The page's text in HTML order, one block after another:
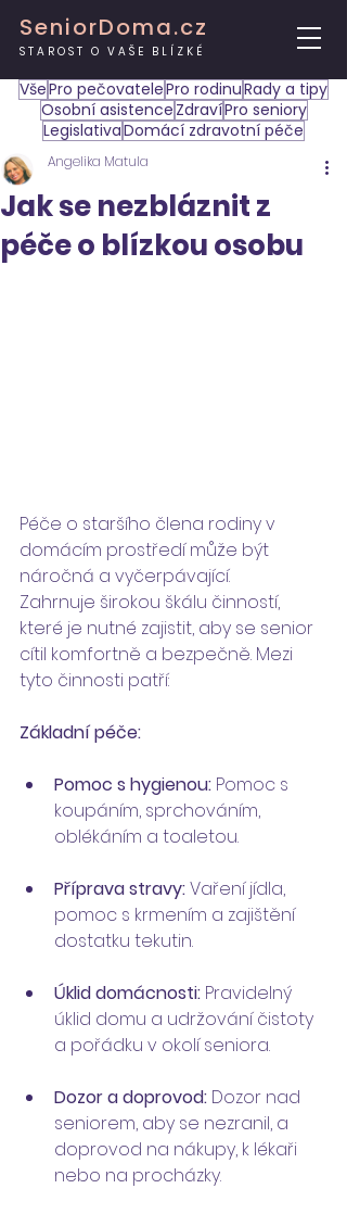
SeniorDoma.cz
STAROST O VAŠE BLÍZKÉ
VšePro pečovatelePro rodinuRady a tipy
Osobní asistence ZdravíPro seniory
LegislativaDomácí zdravotní péče
Jak se nezbláznit z
péče o blízkou osobu
Angelika Matula
Péče o staršího člena rodiny v
domácím prostředí může být
náročná a vyčerpávající.
Zahrnuje širokou škálu činností,
které je nutné zajistit, aby se senior
cítil komfortně a bezpečně. Mezi
tyto činnosti patří:
Základní péče:
Pomoc s hygienou: Pomoc s
koupáním, sprchováním,
oblékáním a toaletou.
Příprava stravy: Vaření jídla,
pomoc s krmením a zajištění
dostatku tekutin.
Úklid domácnosti: Pravidelný
úklid domu a udržování čistoty
a pořádku v okolí seniora.
Dozor a doprovod: Dozor nad
seniorem, aby se nezranil, a
doprovod na nákupy, k lékaři
nebo na procházky.